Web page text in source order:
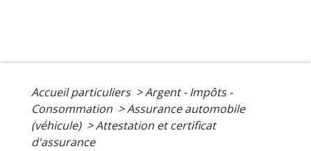
Accueil particuliers >Argent - Impôts -
Consommation >Assurance automobile
(véhicule) >Attestation et certificat
d'assurance